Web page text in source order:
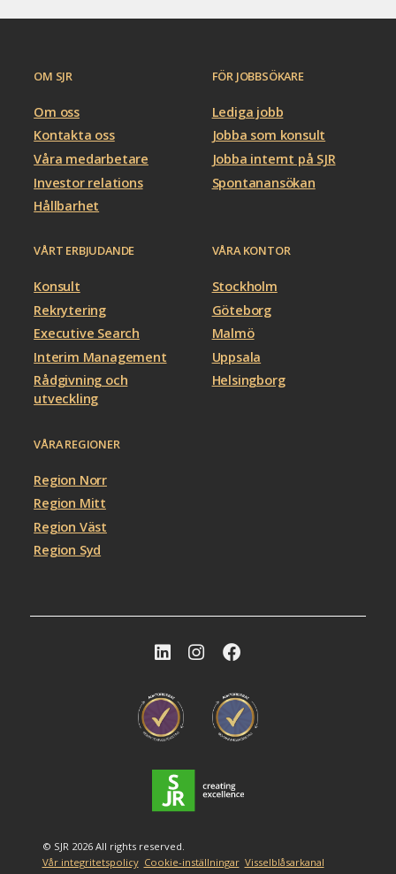
OM SJR
Om oss
Kontakta oss
Våra medarbetare
Investor relations
Hållbarhet
FÖR JOBBSÖKARE
Lediga jobb
Jobba som konsult
Jobba internt på SJR
Spontanansökan
VÅRT ERBJUDANDE
Konsult
Rekrytering
Executive Search
Interim Management
Rådgivning och
utveckling
VÅRA KONTOR
Stockholm
Göteborg
Malmö
Uppsala
Helsingborg
VÅRA REGIONER
Region Norr
Region Mitt
Region Väst
Region Syd
© SJR 2026 All rights reserved.
Vår integritetspolicy Cookie-inställningar Visselblåsarkanal